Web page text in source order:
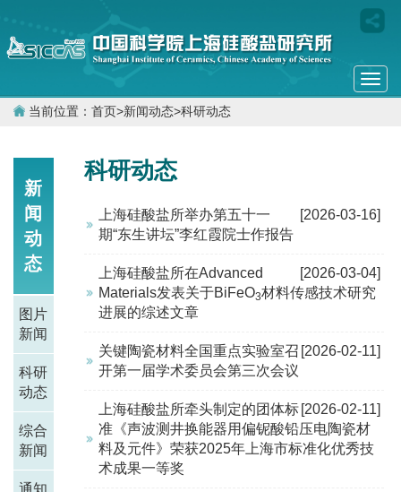
当前位置： 首页>新闻动态>科研动态
新
闻
动
态
图片
新闻
科研
动态
综合
新闻
科研动态
[2026-03-16]
上海硅酸盐所举办第五十一
期“东生讲坛”李红霞院士作报告
[2026-03-04]
上海硅酸盐所在Advanced
Materials发表关于BiFeO3材料传感技术研究
进展的综述文章
[2026-02-11]
关键陶瓷材料全国重点实验室召
开第一届学术委员会第三次会议
[2026-02-11]
上海硅酸盐所牵头制定的团体标
准《声波测井换能器用偏铌酸铅压电陶瓷材
料及元件》荣获2025年上海市标准化优秀技
术成果一等奖